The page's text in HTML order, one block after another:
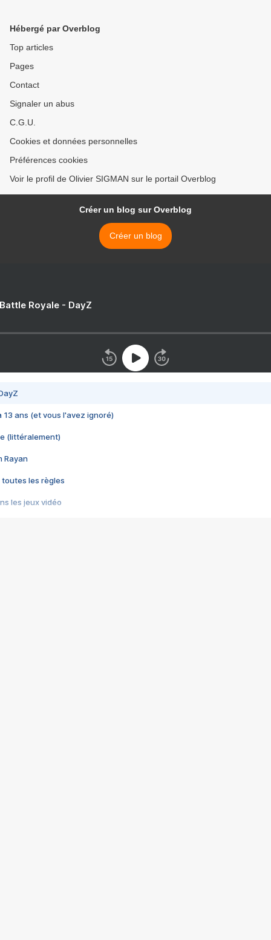
Hébergé par Overblog
Top articles
Pages
Contact
Signaler un abus
C.G.U.
Cookies et données personnelles
Préférences cookies
Voir le profil de Olivier SIGMAN sur le portail Overblog
Créer un blog sur Overblog
Créer un blog
Royale - DayZ
13 ans (et vous l'avez ignoré)
(littéralement)
Rayan
toutes les règles
les jeux vidéo